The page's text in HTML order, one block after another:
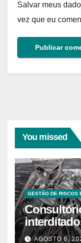
Salvar meus
vez que eu
You missed
GESTÃO DE RISCOS
superam
AGOSTO 6,